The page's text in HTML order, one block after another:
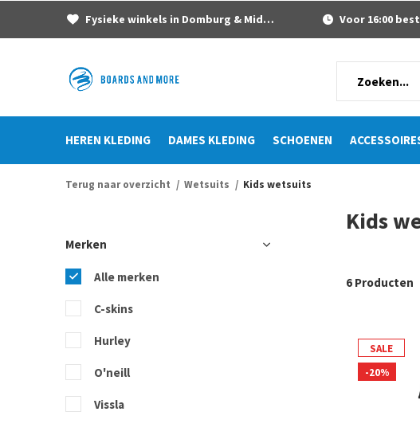
HEREN KLEDING DAMES KLEDING SCHOENEN
Fysieke winkels in Domburg & Middelburg Voor 16:00
Terug naar overzicht Wetsuits Kids wetsuits
Kids
6 Producten
SALE
-20%
Merken
Alle merken
C-skins
Hurley
O'neill
Vissla